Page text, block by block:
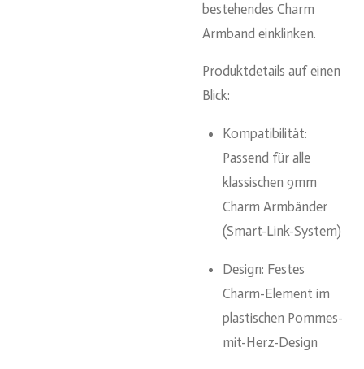
bestehendes Charm
Armband einklinken.
Produktdetails auf einen
Blick:
Kompatibilität:
Passend für alle
klassischen 9mm
Charm Armbänder
(Smart-Link-System)
Design: Festes
Charm-Element im
plastischen Pommes-
mit-Herz-Design